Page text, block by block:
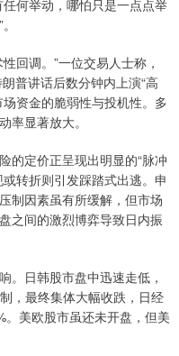
何举动，哪怕只是一点点举
调。”一位交易人士称，
普讲话后数分钟内上演“高
资金的脆弱性与投机性。多
率显著放大。
定价正呈现出明显的“脉冲
转折则引发踩踏式出逃。申
制因素虽有所缓解，但市场
之间的激烈博弈导致日内振
日韩股市盘中迅速走低，
，最终集体大幅收跌，日经
美欧股市虽还未开盘，但美